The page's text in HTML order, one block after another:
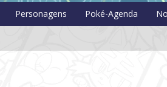
Personagens Poké-Agenda